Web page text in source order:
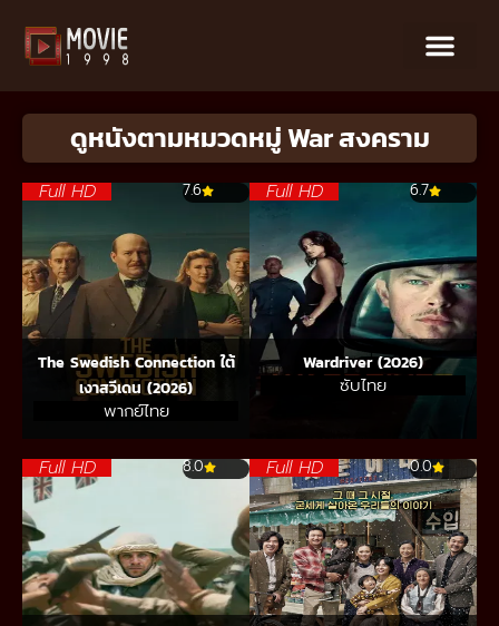
ดูหนังตามหมวดหมู่ War สงคราม
Full HD 7.6
The Swedish Connection ใต้
เงาสวีเดน (2026)
พากย์ไทย
Full HD 6.7
Wardriver (2026)
ซับไทย
Full HD 8.0 Full HD 0.0